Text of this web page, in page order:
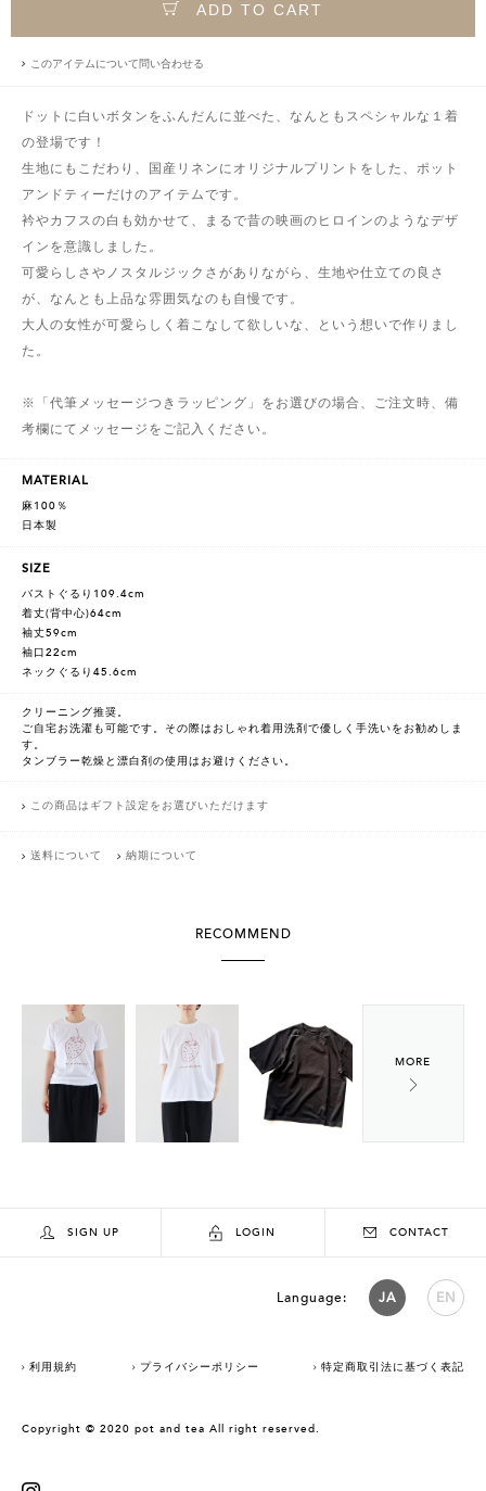
ADD TO CART
このアイテムについて問い合わせる
ドットに白いボタンをふんだんに並べた、なんともスペシャルな１着
の登場です！
生地にもこだわり、国産リネンにオリジナルプリントをした、ポット
アンドティーだけのアイテムです。
衿やカフスの白も効かせて、まるで昔の映画のヒロインのようなデザ
インを意識しました。
可愛らしさやノスタルジックさがありながら、生地や仕立ての良さ
が、なんとも上品な雰囲気なのも自慢です。
大人の女性が可愛らしく着こなして欲しいな、という想いで作りまし
た。
※「代筆メッセージつきラッピング」をお選びの場合、ご注文時、備
考欄にてメッセージをご記入ください。
MATERIAL
麻100％
日本製
SIZE
バストぐるり109.4cm
着丈(背中心)64cm
袖丈59cm
袖口22cm
ネックぐるり45.6cm
クリーニング推奨。
ご自宅お洗濯も可能です。その際はおしゃれ着用洗剤で優しく手洗いをお勧めしま
す。
タンブラー乾燥と漂白剤の使用はお避けください。
この商品はギフト設定をお選びいただけます
送料について 納期について
RECOMMEND
SIGN UP LOGIN CONTACT
Language: JA EN
利用規約 プライバシーポリシー 特定商取引法に基づく表記
Copyright © 2020 pot and tea All right reserved.